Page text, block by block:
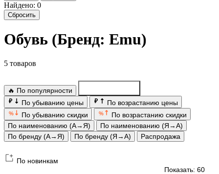
Найдено: 0
Сбросить
Обувь (Бренд: Emu)
5 товаров
🔥 По популярности
₽ По убыванию цены ₽ По возрастанию цены
% По убыванию скидки %
По возрастанию скидки
По наименованию (А→Я)
По наименованию (Я→А)
По бренду (А→Я)
По бренду (Я→А) Распродажа
По новинкам
Показать: 60